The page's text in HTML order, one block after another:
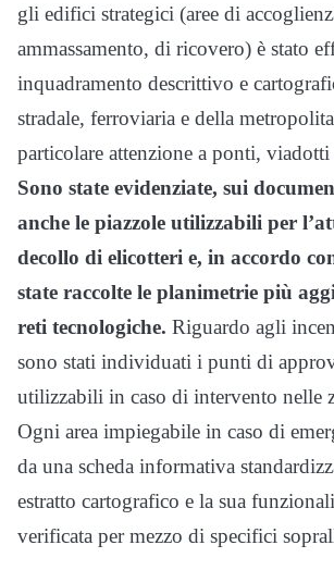
gli edifici strategici (aree di
ammassamento, di ricovero) è stato
inquadramento descrittivo e
stradale, ferroviaria e della
particolare attenzione a ponti, viadotti
Sono state evidenziate, sui
anche le piazzole utilizzabili per
decollo di elicotteri e, in accordo
state raccolte le planimetrie più
reti tecnologiche. Riguardo agli
sono stati individuati i punti di
utilizzabili in caso di intervento nelle
Ogni area impiegabile in caso di
da una scheda informativa
estratto cartografico e la sua
verificata per mezzo di specifici